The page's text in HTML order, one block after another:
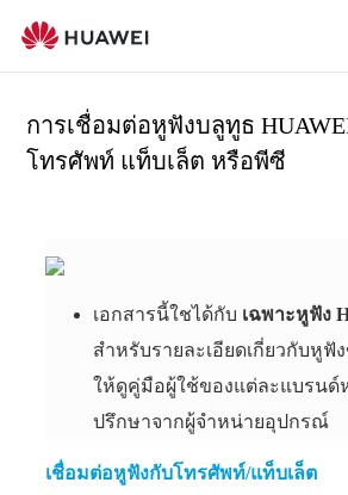
การเชื่อมต่อหูฟังบลูทูธ
โทรศัพท์ แท็บเล็ต หรือพีซี
เอกสารนี้ใชได้กับ เฉพาะหูฟัง
สำหรับรายละเอียดเกี่ยวกับหูฟั
ให้ดูคู่มือผู้ใช้ของแต่ละแบรนด์
ปรึกษาจากผู้จำหน่ายอุปกรณ์
เชื่อมต่อหูฟังกับโทรศัพท์/แท็บเล็ต